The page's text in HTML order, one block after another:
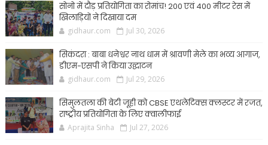
सोनो में दौड़ प्रतियोगिता का रोमांच! 200 एवं 400 मीटर रेस में
खिलाड़ियों ने दिखाया दम
gidhaur.com Jul 30, 2026
सिकंदरा : बाबा धनेश्वर नाथ धाम में श्रावणी मेले का भव्य आगाज,
डीएम-एसपी ने किया उद्घाटन
gidhaur.com Jul 29, 2026
सिमुलतला की बेटी जूही को CBSE एथलेटिक्स क्लस्टर में रजत,
राष्ट्रीय प्रतियोगिता के लिए क्वालीफाई
Aprajita Sinha Jul 27, 2026